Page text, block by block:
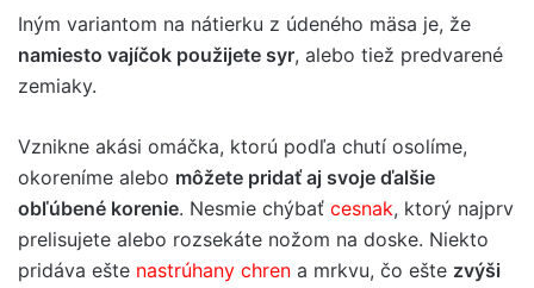
Iným variantom na nátierku z údeného mäsa je, že
namiesto vajíčok použijete syr, alebo tiež predvarené
zemiaky.
Vznikne akási omáčka, ktorú podľa chutí osolíme,
okoreníme alebo môžete pridať aj svoje ďalšie
obľúbené korenie. Nesmie chýbať cesnak, ktorý najprv
prelisujete alebo rozsekáte nožom na doske. Niekto
pridáva ešte nastrúhany chren a mrkvu, čo ešte zvýši